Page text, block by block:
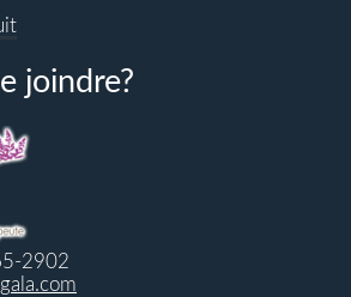
joindre?
2902